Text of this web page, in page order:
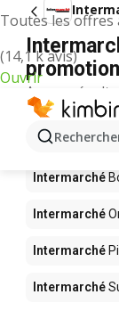
Toutes les offres
(14,1 k avis)
Ouvrir
Aucun
Intermarché
Intermarché
Intermarché
Intermarché